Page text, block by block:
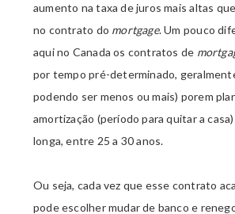
aumento na taxa de juros mais altas
no contrato do mortgage. Um pouco
aqui no Canada os contratos de
por tempo pré-determinado,
podendo ser menos ou mais) porem
amortização (período para quitar a
longa, entre 25 a 30 anos.
Ou seja, cada vez que esse contrato
pode escolher mudar de banco e